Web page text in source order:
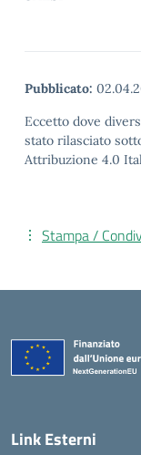
Pubblicato:
Eccetto dove
stato rilasciato
Attribuzione 4.0
Stampa /
Link Esterni